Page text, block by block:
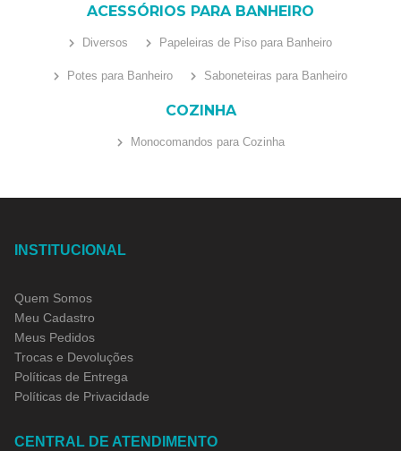
ACESSÓRIOS PARA BANHEIRO
Diversos Papeleiras de Piso para Banheiro
Potes para Banheiro Saboneteiras para Banheiro
COZINHA
Monocomandos para Cozinha
INSTITUCIONAL
Quem Somos
Meu Cadastro
Meus Pedidos
Trocas e Devoluções
Políticas de Entrega
Políticas de Privacidade
CENTRAL DE ATENDIMENTO